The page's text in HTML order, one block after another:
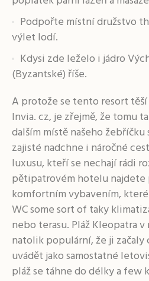
Podpořte místní družstvo
výlet lodí.
Kdysi zde leželo i jádro
(Byzantské) říše.
A protože se tento resort
Invia. cz, je zřejmě, že tomu
dalším místě našeho
zajisté nadchne i náročné
luxusu, kteří se nechají rádi
pětipatrovém hotelu najdete
komfortním vybavením,
WC some sort of taky
nebo terasu. Pláž Kleopatra
natolik populární, že ji začaly
uvádět jako samostatné
pláž se táhne do délky a few